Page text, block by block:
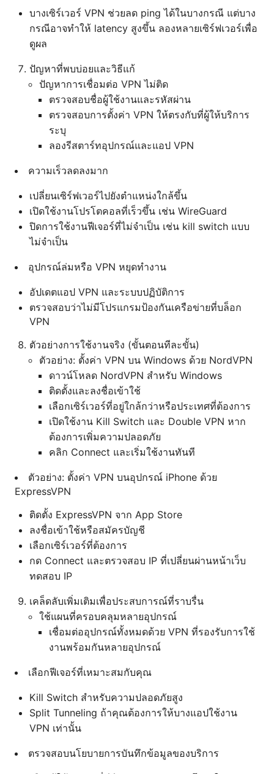
บางเซิร์เวอร์ VPN ช่วยลด ping ได้ในบางกรณี แต่บาง
กรณีอาจทำให้ latency สูงขึ้น ลองหลายเซิร์ฟเวอร์เพื่อ
ดูผล
ปัญหาที่พบบ่อยและวิธีแก้
ปัญหาการเชื่อมต่อ VPN ไม่ติด
ตรวจสอบชื่อผู้ใช้งานและรหัสผ่าน
ตรวจสอบการตั้งค่า VPN ให้ตรงกับที่ผู้ให้บริการ
ระบุ
ลองรีสตาร์ทอุปกรณ์และแอป VPN
ความเร็วลดลงมาก
เปลี่ยนเซิร์ฟเวอร์ไปยังตำแหน่งใกล้ขึ้น
เปิดใช้งานโปรโตคอลที่เร็วขึ้น เช่น WireGuard
ปิดการใช้งานฟีเจอร์ที่ไม่จำเป็น เช่น kill switch แบบ
ไม่จำเป็น
อุปกรณ์ล่มหรือ VPN หยุดทำงาน
อัปเดตแอป VPN และระบบปฏิบัติการ
ตรวจสอบว่าไม่มีโปรแกรมป้องกันเครือข่ายที่บล็อก
VPN
ตัวอย่างการใช้งานจริง (ขั้นตอนทีละขั้น)
ตัวอย่าง: ตั้งค่า VPN บน Windows ด้วย NordVPN
ดาวน์โหลด NordVPN สำหรับ Windows
ติดตั้งและลงชื่อเข้าใช้
เลือกเซิร์เวอร์ที่อยู่ใกล้กว่าหรือประเทศที่ต้องการ
เปิดใช้งาน Kill Switch และ Double VPN หาก
ต้องการเพิ่มความปลอดภัย
คลิก Connect และเริ่มใช้งานทันที
ตัวอย่าง: ตั้งค่า VPN บนอุปกรณ์ iPhone ด้วย
ExpressVPN
ติดตั้ง ExpressVPN จาก App Store
ลงชื่อเข้าใช้หรือสมัครบัญชี
เลือกเซิร์เวอร์ที่ต้องการ
กด Connect และตรวจสอบ IP ที่เปลี่ยนผ่านหน้าเว็บ
ทดสอบ IP
เคล็ดลับเพิ่มเติมเพื่อประสบการณ์ที่ราบรื่น
ใช้แผนที่ครอบคลุมหลายอุปกรณ์
เชื่อมต่ออุปกรณ์ทั้งหมดด้วย VPN ที่รองรับการใช้
งานพร้อมกันหลายอุปกรณ์
เลือกฟีเจอร์ที่เหมาะสมกับคุณ
Kill Switch สำหรับความปลอดภัยสูง
Split Tunneling ถ้าคุณต้องการให้บางแอปใช้งาน
VPN เท่านั้น
ตรวจสอบนโยบายการบันทึกข้อมูลของบริการ